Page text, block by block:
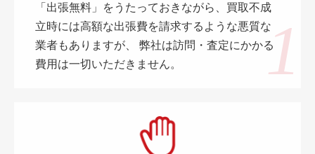
「出張無料」をうたっておきながら、買取不成
立時には高額な出張費を請求するような悪質な
業者もありますが、 弊社は訪問・査定にかかる
費用は一切いただきません。